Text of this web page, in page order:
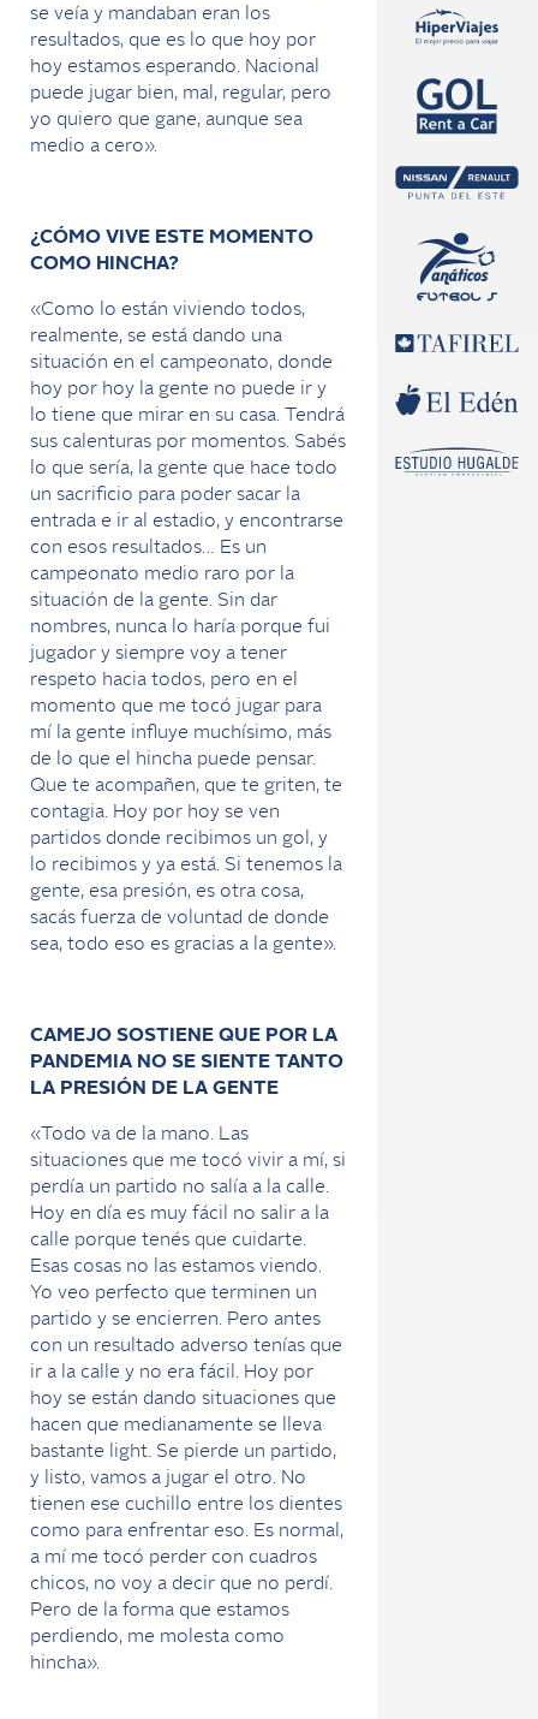
se veía y mandaban eran los
resultados, que es lo que hoy por
hoy estamos esperando. Nacional
puede jugar bien, mal, regular, pero
yo quiero que gane, aunque sea
medio a cero».
¿CÓMO VIVE ESTE MOMENTO
COMO HINCHA?
«Como lo están viviendo todos,
realmente, se está dando una
situación en el campeonato, donde
hoy por hoy la gente no puede ir y
lo tiene que mirar en su casa. Tendrá
sus calenturas por momentos. Sabés
lo que sería, la gente que hace todo
un sacrificio para poder sacar la
entrada e ir al estadio, y encontrarse
con esos resultados… Es un
campeonato medio raro por la
situación de la gente. Sin dar
nombres, nunca lo haría porque fui
jugador y siempre voy a tener
respeto hacia todos, pero en el
momento que me tocó jugar para
mí la gente influye muchísimo, más
de lo que el hincha puede pensar.
Que te acompañen, que te griten, te
contagia. Hoy por hoy se ven
partidos donde recibimos un gol, y
lo recibimos y ya está. Si tenemos la
gente, esa presión, es otra cosa,
sacás fuerza de voluntad de donde
sea, todo eso es gracias a la gente».
CAMEJO SOSTIENE QUE POR LA
PANDEMIA NO SE SIENTE TANTO
LA PRESIÓN DE LA GENTE
«Todo va de la mano. Las
situaciones que me tocó vivir a mí, si
perdía un partido no salía a la calle.
Hoy en día es muy fácil no salir a la
calle porque tenés que cuidarte.
Esas cosas no las estamos viendo.
Yo veo perfecto que terminen un
partido y se encierren. Pero antes
con un resultado adverso tenías que
ir a la calle y no era fácil. Hoy por
hoy se están dando situaciones que
hacen que medianamente se lleva
bastante light. Se pierde un partido,
y listo, vamos a jugar el otro. No
tienen ese cuchillo entre los dientes
como para enfrentar eso. Es normal,
a mí me tocó perder con cuadros
chicos, no voy a decir que no perdí.
Pero de la forma que estamos
perdiendo, me molesta como
hincha».